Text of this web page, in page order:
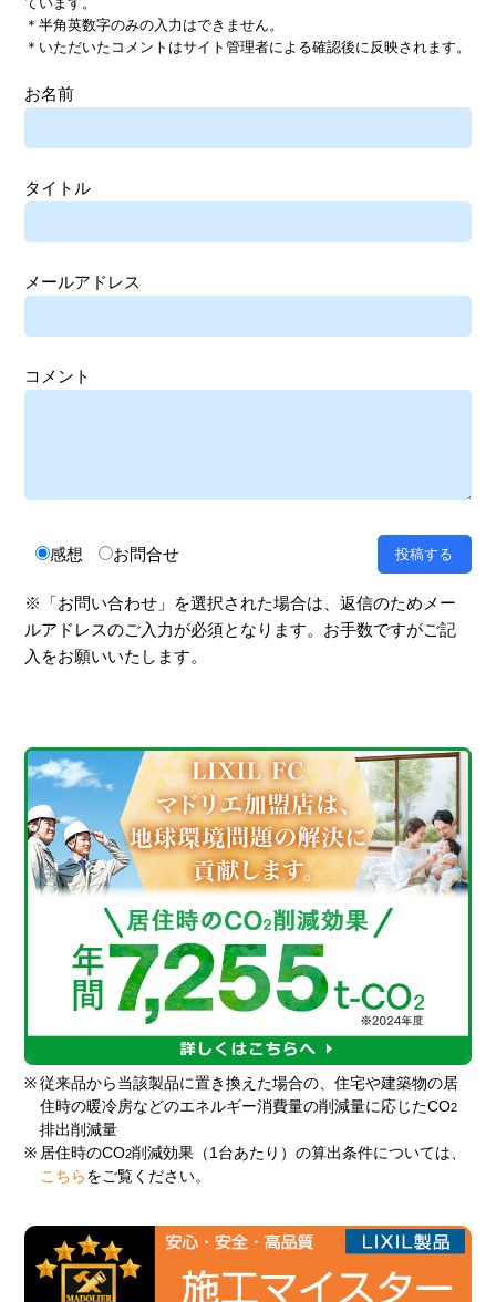
＊半角英数字のみの入力はできません。
＊いただいたコメントはサイト管理者による確認後に反映されます。
お名前
タイトル
メールアドレス
コメント
感想 お問合せ
※「お問い合わせ」を選択された場合は、返信のためメー
ルアドレスのご入力が必須となります。お手数ですがご記
入をお願いいたします。
※ 従来品から当該製品に置き換えた場合の、住宅や建築物の居
住時の暖冷房などのエネルギー消費量の削減量に応じたCO2
排出削減量
※ 居住時のCO2削減効果（1台あたり）の算出条件については、
こちら をご覧ください。